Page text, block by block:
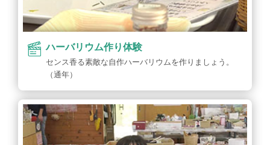
ハーバリウム作り体験
センス香る素敵な自作ハーバリウムを作りましょう。
（通年）